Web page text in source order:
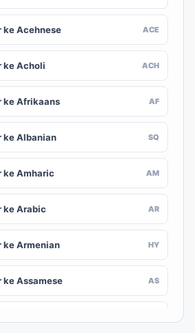
ke Acehnese ACE
ke Acholi ACH
ke Afrikaans AF
ke Albanian SQ
ke Amharic AM
ke Arabic AR
ke Armenian HY
ke Assamese AS